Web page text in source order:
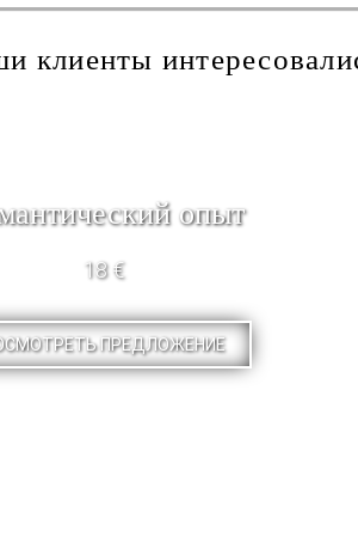
клиенты
опыт
18 €
ПРЕДЛОЖЕНИЕ